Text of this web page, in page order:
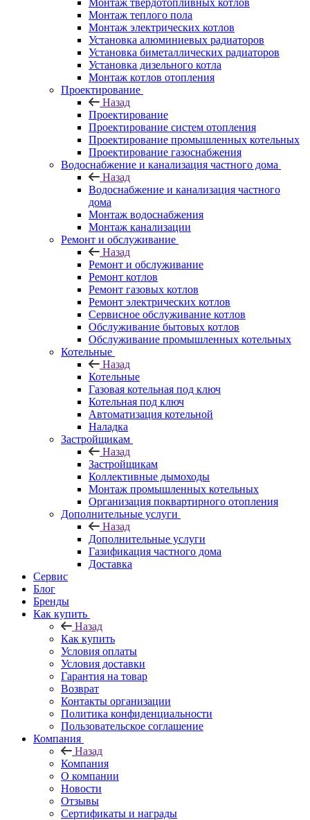
Монтаж твердотопливных котлов
Монтаж теплого пола
Монтаж электрических котлов
Установка алюминиевых радиаторов
Установка биметаллических радиаторов
Установка дизельного котла
Монтаж котлов отопления
Проектирование
Назад
Проектирование
Проектирование систем отопления
Проектирование промышленных котельных
Проектирование газоснабжения
Водоснабжение и канализация частного дома
Назад
Водоснабжение и канализация частного
дома
Монтаж водоснабжения
Монтаж канализации
Ремонт и обслуживание
Назад
Ремонт и обслуживание
Ремонт котлов
Ремонт газовых котлов
Ремонт электрических котлов
Сервисное обслуживание котлов
Обслуживание бытовых котлов
Обслуживание промышленных котельных
Котельные
Назад
Котельные
Газовая котельная под ключ
Котельная под ключ
Автоматизация котельной
Наладка
Застройщикам
Назад
Застройщикам
Коллективные дымоходы
Монтаж промышленных котельных
Организация поквартирного отопления
Дополнительные услуги
Назад
Дополнительные услуги
Газификация частного дома
Доставка
Сервис
Блог
Бренды
Как купить
Назад
Как купить
Условия оплаты
Условия доставки
Гарантия на товар
Возврат
Контакты организации
Политика конфиденциальности
Пользовательское соглашение
Компания
Назад
Компания
О компании
Новости
Отзывы
Сертификаты и награды